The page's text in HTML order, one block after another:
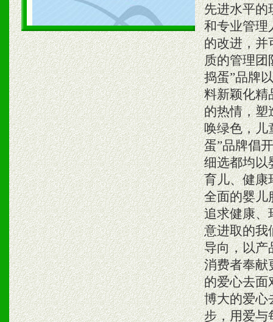
先进水平的
和专业管理
的改进，并
质的管理团
捣蛋”品牌
料新颖化精
的热情，塑
唤绿色，儿
蛋”品牌倡
细选都均以
育儿、健康
全面的婴儿
追求健康、
意进取的我
导向，以产
消费者奉献
的爱心去面
博大的爱心
步，用爱与